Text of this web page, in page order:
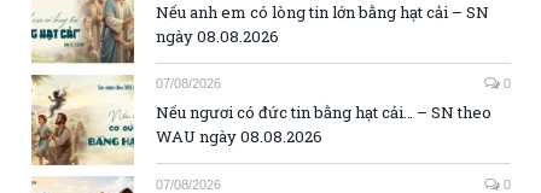
Nếu anh em có lòng tin lớn bằng hạt cải – SN
ngày 08.08.2026
07/08/2026 0
Nếu ngươi có đức tin bằng hạt cải… – SN theo
WAU ngày 08.08.2026
07/08/2026 0